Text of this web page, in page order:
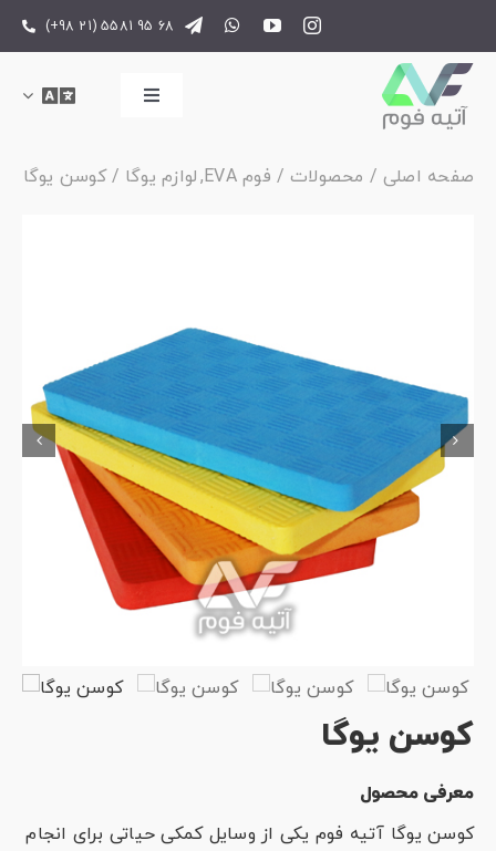
محتوا
(+98 21) 5581 95 68
Toggle
صفحه اصلی
درباره ما
تماس با ما
صفحه اصلی محصولات فوم EVA لوازم یوگا کوسن یوگا
 
کوسن یوگا
معرفی محصول
کوسن یوگا آتیه فوم یکی از وسایل کمکی حیاتی برای انجام